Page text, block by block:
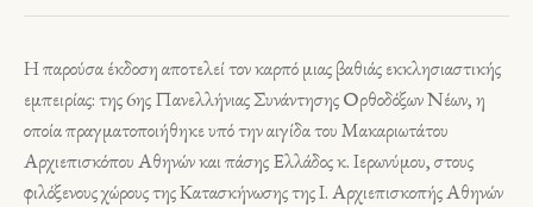
Η παρούσα έκδοση αποτελεί τον καρπό μιας βαθιάς εκκλησιαστικής
εμπειρίας: της 6ης Πανελλήνιας Συνάντησης Ορθοδόξων Νέων, η
οποία πραγματοποιήθηκε υπό την αιγίδα του Μακαριωτάτου
Αρχιεπισκόπου Αθηνών και πάσης Ελλάδος κ. Ιερωνύμου, στους
φιλόξενους χώρους της Κατασκήνωσης της Ι. Αρχιεπισκοπής Αθηνών